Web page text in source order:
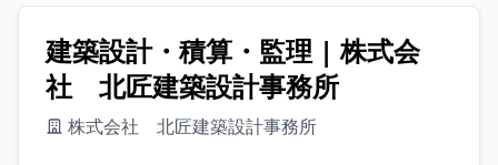
建築設計・積算・監理 | 株式会
社 北匠建築設計事務所
株式会社 北匠建築設計事務所